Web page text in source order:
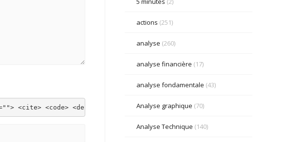
<code> <del datetime=""> <em> <i> <q cite=""> <strike> <strong>
actions (251)
analyse (260)
analyse financière (17)
analyse fondamentale (43)
Analyse graphique (70)
Analyse Technique (140)